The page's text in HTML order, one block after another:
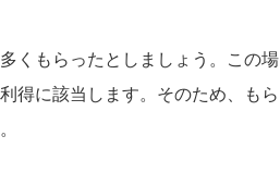
くもらったとしましょう。この場
得に該当します。そのため、もら